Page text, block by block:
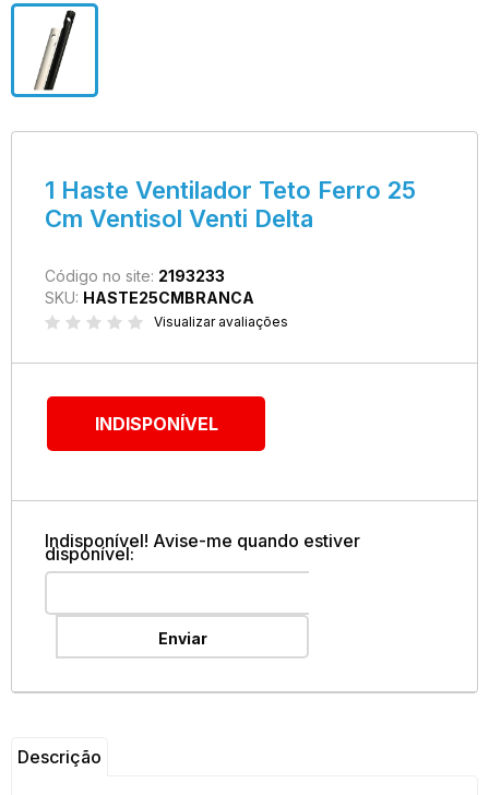
1 Haste Ventilador Teto Ferro 25
Cm Ventisol Venti Delta
Código no site: 2193233
SKU: HASTE25CMBRANCA
Visualizar avaliações
INDISPONÍVEL
Indisponível! Avise-me quando estiver
disponível:
Enviar
Descrição